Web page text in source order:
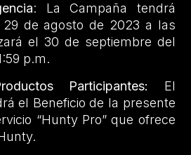
: La Campaña tendrá
de agosto de 2023 a las
el 30 de septiembre del
p.m.
Participantes: El
el Beneficio de la presente
“Hunty Pro” que ofrece